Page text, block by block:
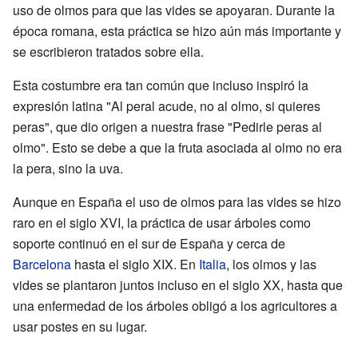
uso de olmos para que las vides se apoyaran. Durante la
época romana, esta práctica se hizo aún más importante y
se escribieron tratados sobre ella.
Esta costumbre era tan común que incluso inspiró la
expresión latina "Al peral acude, no al olmo, si quieres
peras", que dio origen a nuestra frase "Pedirle peras al
olmo". Esto se debe a que la fruta asociada al olmo no era
la pera, sino la uva.
Aunque en España el uso de olmos para las vides se hizo
raro en el siglo XVI, la práctica de usar árboles como
soporte continuó en el sur de España y cerca de
Barcelona hasta el siglo XIX. En Italia, los olmos y las
vides se plantaron juntos incluso en el siglo XX, hasta que
una enfermedad de los árboles obligó a los agricultores a
usar postes en su lugar.